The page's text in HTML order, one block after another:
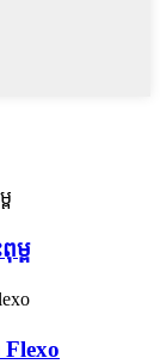
ម្ព
Flexo